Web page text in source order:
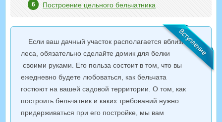
Построение цельного бельчатника
Если ваш дачный участок располагается вблизи
леса, обязательно сделайте домик для белки
своими руками. Его польза состоит в том, что вы
ежедневно будете любоваться, как бельчата
гостюют на вашей садовой территории. О том, как
построить бельчатник и каких требований нужно
придерживаться при его постройке, мы вам